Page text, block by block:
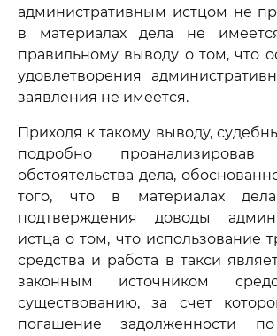
административным истцом не
в материалах дела не
правильному выводу о том, что
удовлетворения
заявления не имеется.
Приходя к такому выводу,
подробно проанализировав
обстоятельства дела,
того, что в материалах
подтверждения доводы
истца о том, что использование
средства и работа в такси
законным источником
существованию, за счет
погашение задолженности